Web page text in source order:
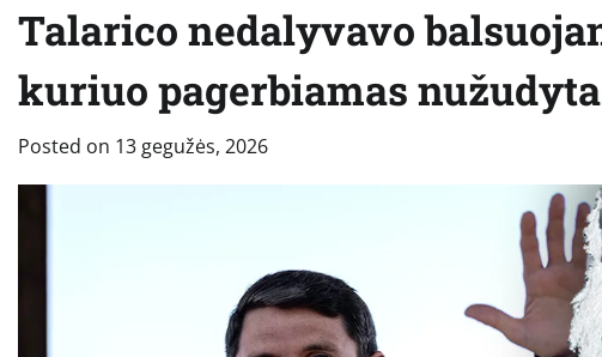
Talarico nedalyvavo
kuriuo pagerbiamas
Posted on 13 gegužės, 2026